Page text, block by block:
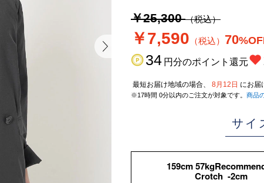
￥25,300（税込）
￥7,590 （税込） 70
34 円分のポイント還元
最短お届け地域の場合、 8月12日 にお届
※17時間 0分以内のご注文が対象です。 商品
サイ
159cm
Crotch -2cm